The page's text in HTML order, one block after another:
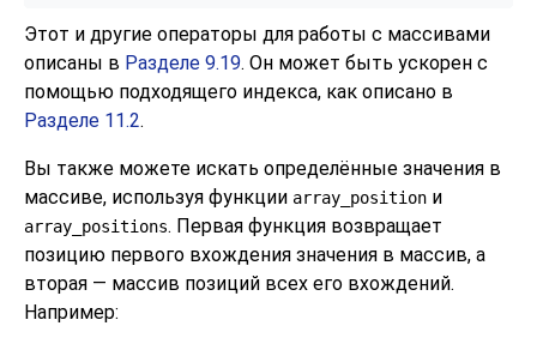
Этот и другие операторы для работы с массивами
описаны в Разделе 9.19. Он может быть ускорен с
помощью подходящего индекса, как описано в
Разделе 11.2.
Вы также можете искать определённые значения в
массиве, используя функции array_position и
array_positions. Первая функция возвращает
позицию первого вхождения значения в массив, а
вторая — массив позиций всех его вхождений.
Например: